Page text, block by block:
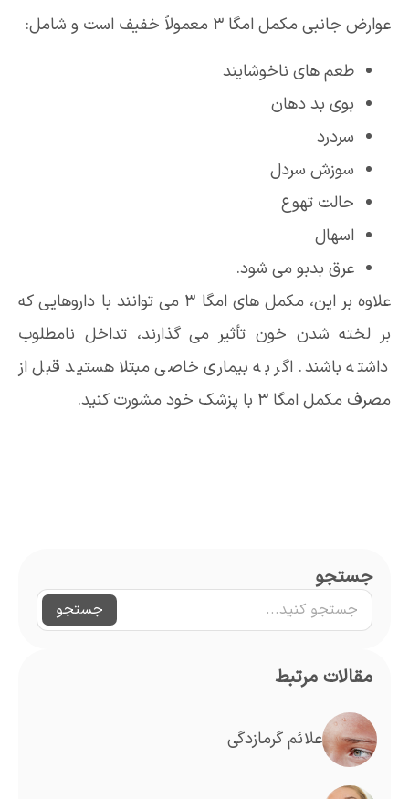
عوارض جانبی مکمل امگا 3 معمولاً خفیف است و شامل:
طعم های ناخوشایند
بوی بد دهان
سردرد
سوزش سردل
حالت تهوع
اسهال
عرق بدبو می شود.
علاوه بر این، مکمل های امگا 3 می توانند با داروهایی که
بر لخته شدن خون تأثیر می گذارند، تداخل نامطلوب
داشته باشند. اگر به بیماری خاصی مبتلا هستید قبل از
مصرف مکمل امگا 3 با پزشک خود مشورت کنید.
جستجو
جستجو
مقالات مرتبط
علائم گرمازدگی